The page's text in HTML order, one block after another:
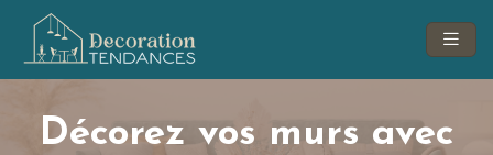
Décorez vos murs avec